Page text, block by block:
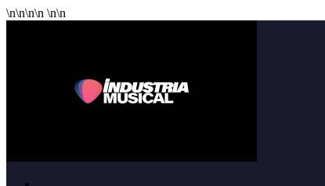
\n\n\n\n \n\n